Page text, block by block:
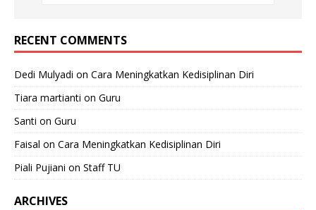
RECENT COMMENTS
Dedi Mulyadi on Cara Meningkatkan Kedisiplinan Diri
Tiara martianti on Guru
Santi on Guru
Faisal on Cara Meningkatkan Kedisiplinan Diri
Piali Pujiani on Staff TU
ARCHIVES